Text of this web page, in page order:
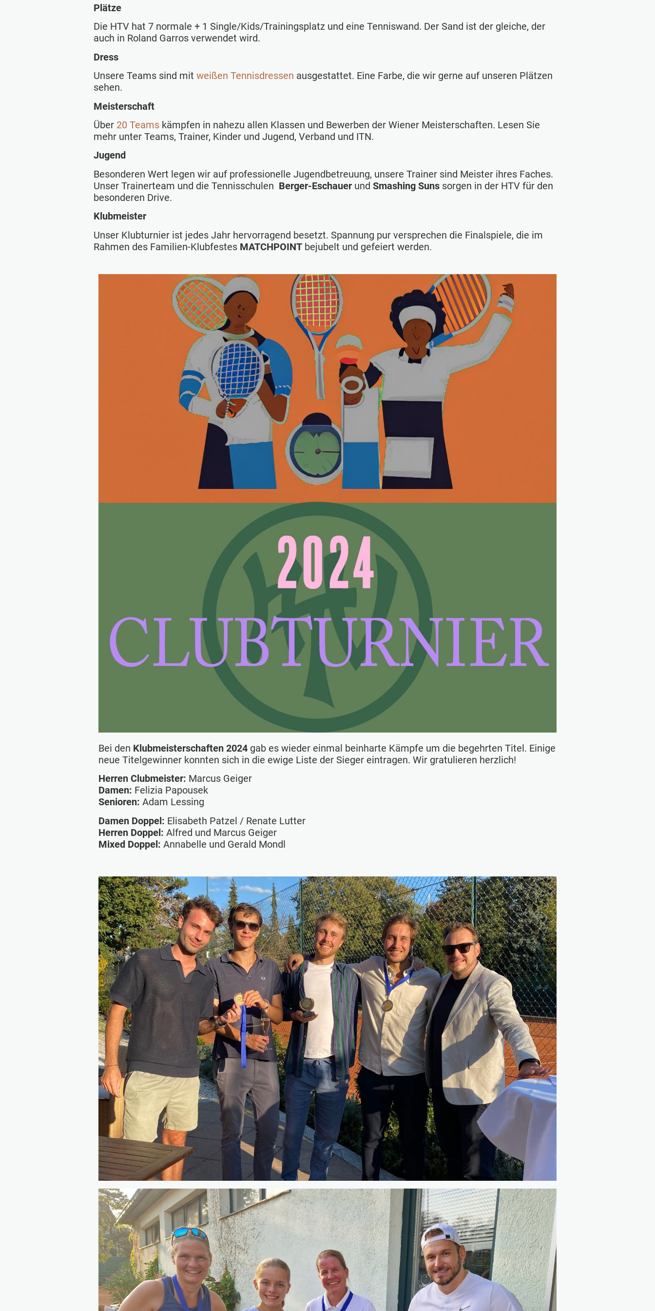
Plätze
Die HTV hat 7 normale + 1 Single/Kids/Trainingsplatz und eine Tenniswand. Der Sand ist der gleiche, der
auch in Roland Garros verwendet wird.
Dress
Unsere Teams sind mit weißen Tennisdressen ausgestattet. Eine Farbe, die wir gerne auf unseren Plätzen
sehen.
Meisterschaft
Über 20 Teams kämpfen in nahezu allen Klassen und Bewerben der Wiener Meisterschaften. Lesen Sie
mehr unter Teams, Trainer, Kinder und Jugend, Verband und ITN.
Jugend
Besonderen Wert legen wir auf professionelle Jugendbetreuung, unsere Trainer sind Meister ihres Faches.
Unser Trainerteam und die Tennisschulen Berger-Eschauer und Smashing Suns sorgen in der HTV für den
besonderen Drive.
Klubmeister
Unser Klubturnier ist jedes Jahr hervorragend besetzt. Spannung pur versprechen die Finalspiele, die im
Rahmen des Familien-Klubfestes MATCHPOINT bejubelt und gefeiert werden.
Bei den Klubmeisterschaften 2024 gab es wieder einmal beinharte Kämpfe um die begehrten Titel. Einige
neue Titelgewinner konnten sich in die ewige Liste der Sieger eintragen. Wir gratulieren herzlich!
Herren Clubmeister: Marcus Geiger
Damen: Felizia Papousek
Senioren: Adam Lessing
Damen Doppel: Elisabeth Patzel / Renate Lutter
Herren Doppel: Alfred und Marcus Geiger
Mixed Doppel: Annabelle und Gerald Mondl